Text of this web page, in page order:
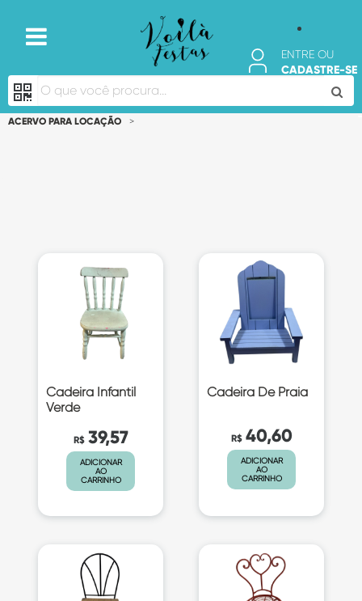
ENTRE OU
CADASTRE-SE
ACERVO PARA LOCAÇÃO >
Cadeira Infantil
Verde
R$ 39,57
ADICIONAR
AO
CARRINHO
Cadeira De Praia
R$ 40,60
ADICIONAR
AO
CARRINHO